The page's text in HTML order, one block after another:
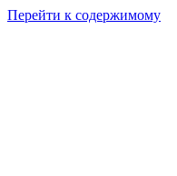
Перейти к содержимому